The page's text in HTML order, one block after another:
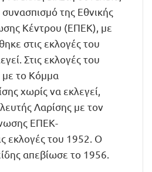
της Εθνικής
Κέντρου (ΕΠΕΚ), με
στις εκλογές του
Στις εκλογές του
με το Κόμμα
χωρίς να εκλεγεί,
Λαρίσης με τον
ΕΠΕΚ-
εκλογές του 1952. Ο
απεβίωσε το 1956.